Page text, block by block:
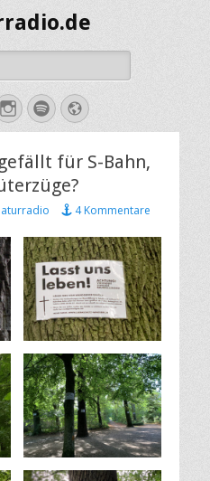
Instagram
SpotifyWebsite
für S-Bahn,
4 Kommentare